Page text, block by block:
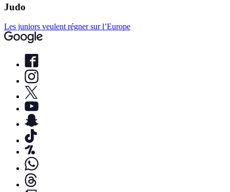
Judo
Les juniors veulent régner sur l’Europe